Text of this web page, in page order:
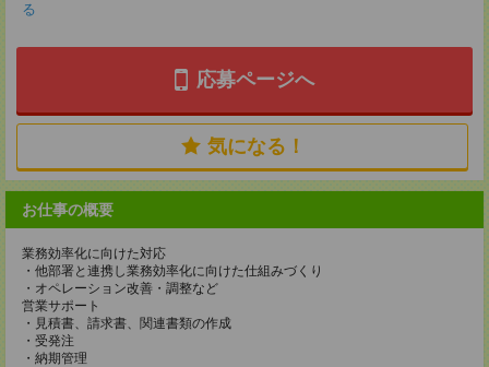
る
応募ページへ
気になる！
お仕事の概要
業務効率化に向けた対応
・他部署と連携し業務効率化に向けた仕組みづくり
・オペレーション改善・調整など
営業サポート
・見積書、請求書、関連書類の作成
・受発注
・納期管理